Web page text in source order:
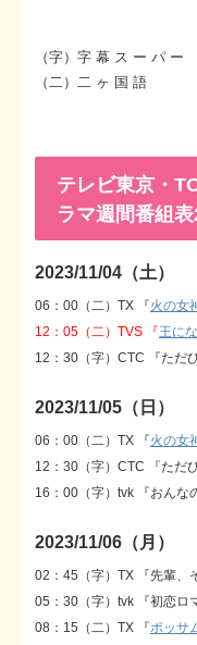
（字）字 幕 ス ー パ ー
（二）二 ヶ 国 語
テレビ東京・
ラマ週間番組
2023/11/04（土）
06：00（二）TX 『火の女
12：05（二）TVS 『王に
12：30（字）CTC 『ただ
2023/11/05（日）
06：00（二）TX 『火の女
12：30（字）CTC 『ただ
16：00（字）tvk 『おんな
2023/11/06（月）
02：45（字）TX 『先輩、
05：30（字）tvk 『初恋ロ
08：15（二）TX 『ポッサ